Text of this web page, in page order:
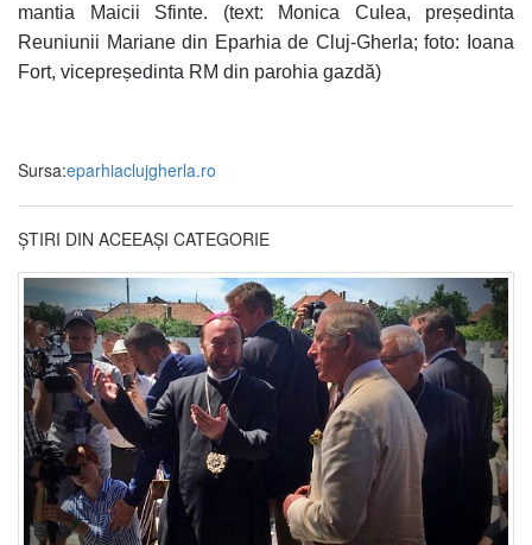
mantia Maicii Sfinte. (text: Monica Culea, președinta
Reuniunii Mariane din Eparhia de Cluj-Gherla; foto: Ioana
Fort, vicepreședinta RM din parohia gazdă)
Sursa:eparhiaclujgherla.ro
ȘTIRI DIN ACEEAȘI CATEGORIE